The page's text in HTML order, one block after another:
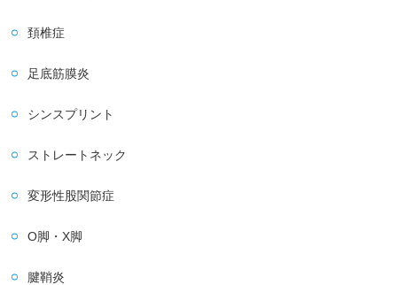
頚椎症
足底筋膜炎
シンスプリント
ストレートネック
変形性股関節症
O脚・X脚
腱鞘炎